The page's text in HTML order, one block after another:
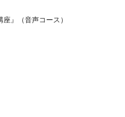
』（音声コース）